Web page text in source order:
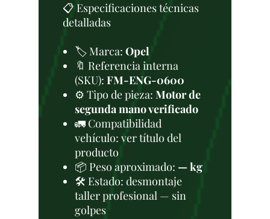
📋 Especificaciones técnicas
detalladas
🏷️ Marca: Opel
🔖 Referencia interna
(SKU): FM-ENG-0600
⚙️ Tipo de pieza: Motor de
segunda mano verificado
🚛 Compatibilidad
vehículo: ver título del
producto
📦 Peso aproximado: — kg
🛠 Estado: desmontaje
taller profesional — sin
golpes